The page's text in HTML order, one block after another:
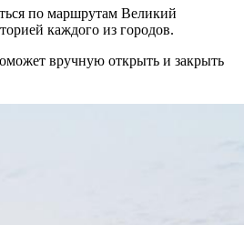
по маршрутам Великий
каждого из городов.
вручную открыть и закрыть